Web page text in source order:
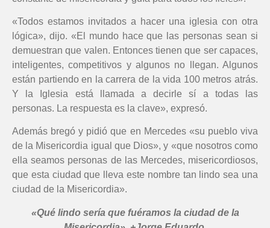
«Todos estamos invitados a hacer una iglesia con otra
lógica», dijo. «El mundo hace que las personas sean si
demuestran que valen. Entonces tienen que ser capaces,
inteligentes, competitivos y algunos no llegan. Algunos
están partiendo en la carrera de la vida 100 metros atrás.
Y la Iglesia está llamada a decirle sí a todas las
personas. La respuesta es la clave», expresó.
Además bregó y pidió que en Mercedes «su pueblo viva
de la Misericordia igual que Dios», y «que nosotros como
ella seamos personas de las Mercedes, misericordiosos,
que esta ciudad que lleva este nombre tan lindo sea una
ciudad de la Misericordia».
«Qué lindo sería que fuéramos la ciudad de la